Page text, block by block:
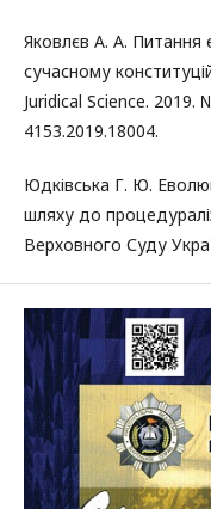
Яковлєв А. А. Питання
сучасному
Juridical Science. 2019.
4153.2019.18004.
Юдківська Г. Ю.
шляху до
Верховного Суду